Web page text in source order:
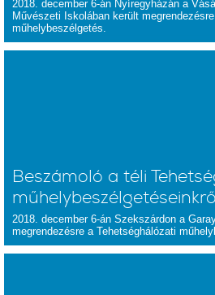
2018. december 6-án Nyíregyházán a
Művészeti Iskolában került
műhelybeszélgetés.
Beszámoló a téli
2018. december 6-án Szekszárdon a
megrendezésre a Tehetséghálózati